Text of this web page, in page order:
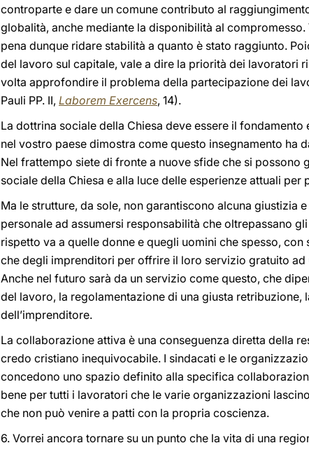
controparte e dare un comune contributo al
globalità, anche mediante la disponibilità al
pena dunque ridare stabilità a quanto è stato raggiunto.
del lavoro sul capitale, vale a dire la priorità dei lavoratori
volta approfondire il problema della partecipazione dei
Pauli PP. II, Laborem Exercens, 14).
La dottrina sociale della Chiesa deve essere il
nel vostro paese dimostra come questo insegnamento
Nel frattempo siete di fronte a nuove sfide che si
sociale della Chiesa e alla luce delle esperienze attuali
Ma le strutture, da sole, non garantiscono alcuna giustizia
personale ad assumersi responsabilità che oltrepassano
rispetto va a quelle donne e quegli uomini che spesso,
che degli imprenditori per offrire il loro servizio gratuito
Anche nel futuro sarà da un servizio come questo, che
del lavoro, la regolamentazione di una giusta retribuzione,
dell’imprenditore.
La collaborazione attiva è una conseguenza diretta della
credo cristiano inequivocabile. I sindacati e le
concedono uno spazio definito alla specifica
bene per tutti i lavoratori che le varie organizzazioni
che non può venire a patti con la propria coscienza.
6. Vorrei ancora tornare su un punto che la vita di una